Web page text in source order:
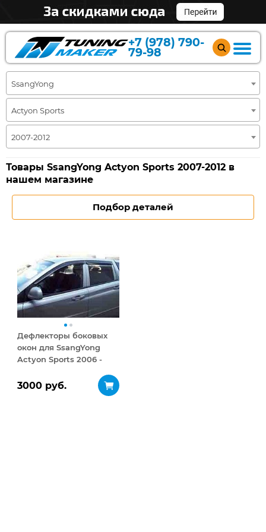
+7 (978) 790-
79-98
SsangYong
Actyon Sports
2007-2012
Товары SsangYong Actyon Sports 2007-2012 в
нашем магазине
Подбор деталей
Дефлекторы боковых
окон для SsangYong
Actyon Sports 2006 -
3000 руб.